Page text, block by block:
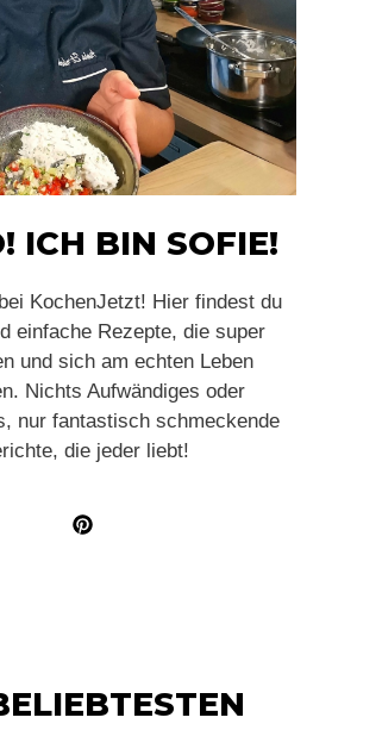
ICH BIN SOFIE!
KochenJetzt! Hier findest du
einfache Rezepte, die super
und sich am echten Leben
Nichts Aufwändiges oder
nur fantastisch schmeckende
die jeder liebt!